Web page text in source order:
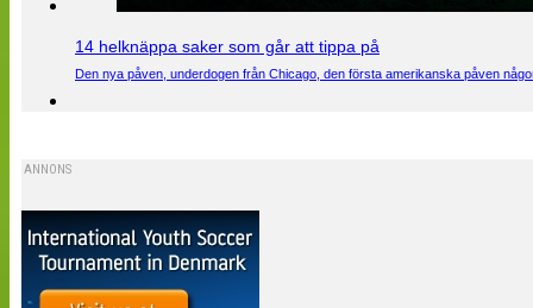
14 helknäppa saker som går att tippa på
Den nya påven, underdogen från Chicago, den första amerikanska påven
ANNONS